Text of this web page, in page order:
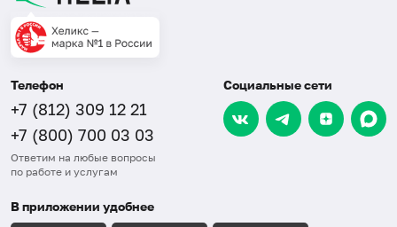
Телефон
+7 (812) 309 12 21
+7 (800) 700 03 03
Ответим на любые вопросы
по работе и услугам
Социальные сети
В приложении удобнее